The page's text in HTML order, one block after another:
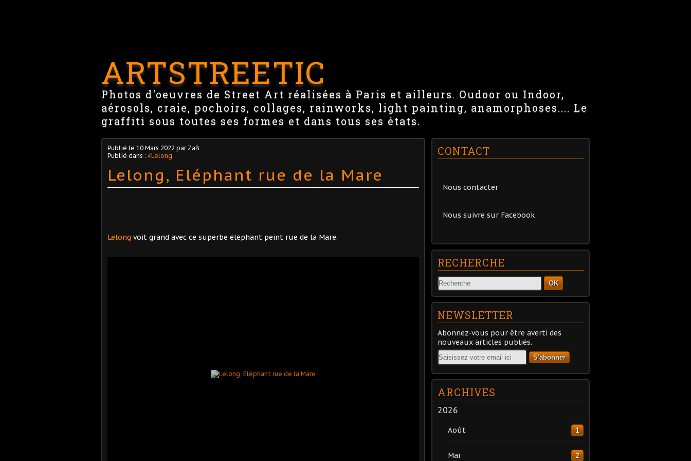
ARTSTREETIC
Photos d'oeuvres de Street Art réalisées à Paris et ailleurs. Oudoor ou Indoor,
aérosols, craie, pochoirs, collages, rainworks, light painting, anamorphoses.... Le
graffiti sous toutes ses formes et dans tous ses états.
Publié le 10 Mars 2022 par ZaB
Publié dans : #Lelong
Lelong, Eléphant rue de la Mare
Lelong voit grand avec ce superbe éléphant peint rue de la Mare.
CONTACT
Nous contacter
Nous suivre sur Facebook
RECHERCHE
OK
NEWSLETTER
Abonnez-vous pour être averti des
nouveaux articles publiés.
Email
ARCHIVES
2026
Août 1
Mai 2